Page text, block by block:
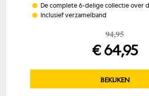
De complete 6-delige collectie over
Inclusief verzamelband
94,95
€ 64,95
BEKIJKEN